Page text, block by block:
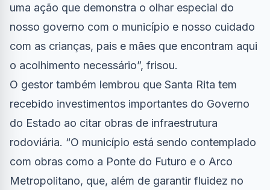
uma ação que demonstra o olhar especial do
nosso governo com o município e nosso cuidado
com as crianças, pais e mães que encontram aqui
o acolhimento necessário”, frisou.
O gestor também lembrou que Santa Rita tem
recebido investimentos importantes do Governo
do Estado ao citar obras de infraestrutura
rodoviária. “O município está sendo contemplado
com obras como a Ponte do Futuro e o Arco
Metropolitano, que, além de garantir fluidez no